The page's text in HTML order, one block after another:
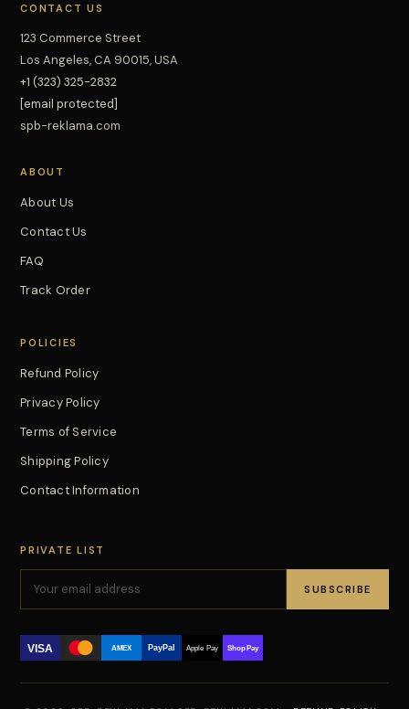
CONTACT US
123 Commerce Street
Los Angeles, CA 90015, USA
+1 (323) 325-2832
[email protected]
spb-reklama.com
ABOUT
About Us
Contact Us
FAQ
Track Order
POLICIES
Refund Policy
Privacy Policy
Terms of Service
Shipping Policy
Contact Information
PRIVATE LIST
SUBSCRIBE
VISA AMEX PayPal Apple Pay Shop Pay